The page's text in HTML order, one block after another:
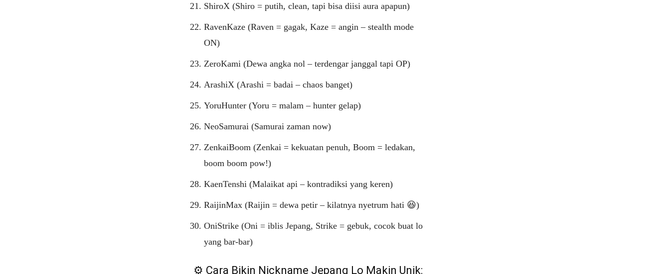
ShiroX (Shiro = putih, clean, tapi bisa diisi aura apapun)
RavenKaze (Raven = gagak, Kaze = angin – stealth mode
ON)
ZeroKami (Dewa angka nol – terdengar janggal tapi OP)
ArashiX (Arashi = badai – chaos banget)
YoruHunter (Yoru = malam – hunter gelap)
NeoSamurai (Samurai zaman now)
ZenkaiBoom (Zenkai = kekuatan penuh, Boom = ledakan,
boom boom pow!)
KaenTenshi (Malaikat api – kontradiksi yang keren)
RaijinMax (Raijin = dewa petir – kilatnya nyetrum hati 😆)
OniStrike (Oni = iblis Jepang, Strike = gebuk, cocok buat lo
yang bar-bar)
⚙️ Cara Bikin Nickname Jepang Lo Makin Unik: